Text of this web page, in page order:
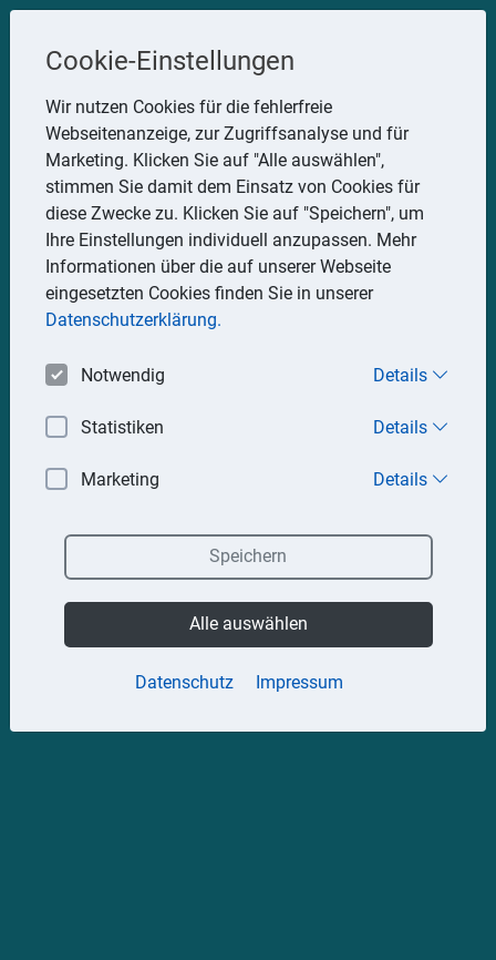
Steuerberater
Uwe Glauner
Erlachstraße 28, 75217 Birkenfeld
Telefon: 07082 7935533
Mobil: 0151 15330111
E-Mail:stbglauner@t-online.de
Impressum Datenschutz
Cookie-Einstellungen
Wir nutzen Cookies für die fehlerfreie
Webseitenanzeige, zur Zugriffsanalyse und für
Marketing. Klicken Sie auf "Alle auswählen",
stimmen Sie damit dem Einsatz von Cookies für
diese Zwecke zu. Klicken Sie auf "Speichern", um
Ihre Einstellungen individuell anzupassen. Mehr
Informationen über die auf unserer Webseite
eingesetzten Cookies finden Sie in unserer
Datenschutzerklärung.
Notwendig Details
Statistiken Details
Marketing Details
Datenschutz Impressum
Speichern
Alle auswählen